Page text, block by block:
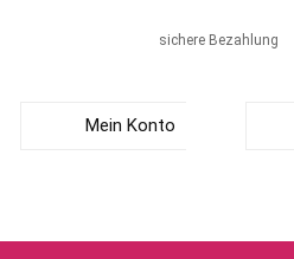
sichere Bezahlung
Mein Konto